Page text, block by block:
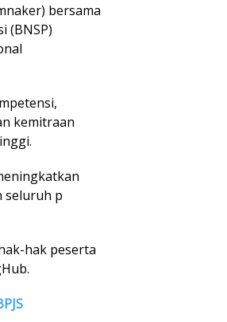
bersama
(BNSP)
kemitraan
seluruh p
hak peserta